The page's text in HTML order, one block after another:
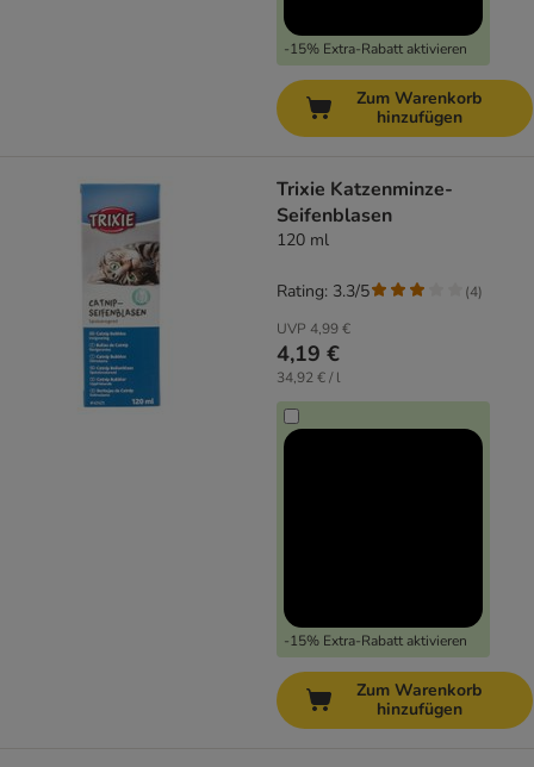
-15% Extra-Rabatt aktivieren
Zum Warenkorb
hinzufügen
Trixie Katzenminze-
Seifenblasen
120 ml
UVP 4,99 €
4,19 €
34,92 € / l
-15% Extra-Rabatt aktivieren
Rating: 3.3/5 (4)
Zum Warenkorb
hinzufügen